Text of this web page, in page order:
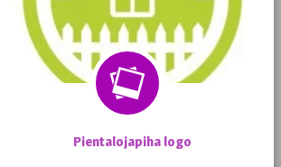
Pientalojapiha logo